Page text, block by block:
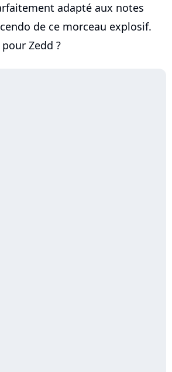
adapté aux notes
de ce morceau explosif.
Zedd ?